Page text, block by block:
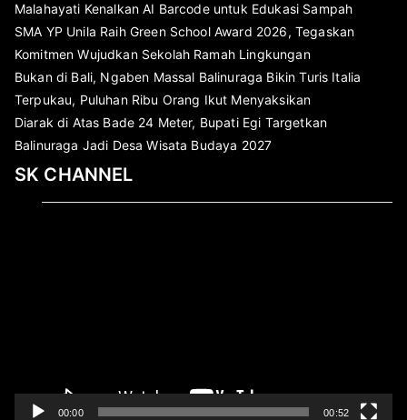
Malahayati Kenalkan AI Barcode untuk Edukasi Sampah
SMA YP Unila Raih Green School Award 2026, Tegaskan
Komitmen Wujudkan Sekolah Ramah Lingkungan
Bukan di Bali, Ngaben Massal Balinuraga Bikin Turis Italia
Terpukau, Puluhan Ribu Orang Ikut Menyaksikan
Diarak di Atas Bade 24 Meter, Bupati Egi Targetkan
Balinuraga Jadi Desa Wisata Budaya 2027
SK CHANNEL
00:00 00:52